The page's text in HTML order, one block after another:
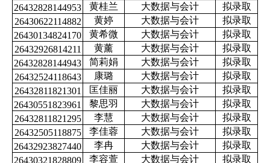
26432828144953
黄桂兰 大数据与会计
拟录取
26430622114882
黄婷 大数据与会计
拟录取
26430134824170
黄希微 大数据与会计
拟录取
26432926814211
黄薰 大数据与会计
拟录取
26432828144943
简莉娟 大数据与会计
拟录取
26432524118643
康璐 大数据与会计
拟录取
26432811821301
匡佳丽 大数据与会计
拟录取
26430551823961
黎思羽 大数据与会计
拟录取
26432811821295
李慧 大数据与会计
拟录取
26432505118875
李佳蓉 大数据与会计
拟录取
26432923827440
李冉 大数据与会计
拟录取
26430321828809
李容萱 大数据与会计
拟录取